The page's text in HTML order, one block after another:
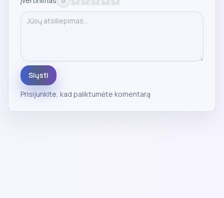
Siųsti
Prisijunkite, kad paliktumėte komentarą